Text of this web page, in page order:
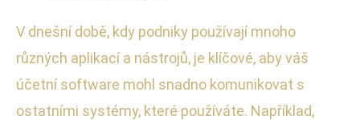
V dnešní době, kdy podniky používají mnoho
různých aplikací a nástrojů, je klíčové, aby váš
účetní software mohl snadno komunikovat s
ostatními systémy, které používáte. Například,